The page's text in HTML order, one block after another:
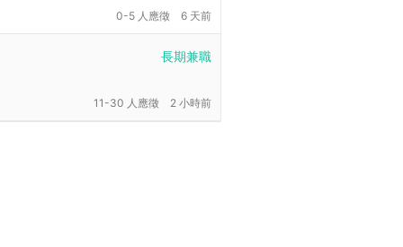
0-5 人應徵 6 天前
長期兼職
11-30 人應徵 2 小時前